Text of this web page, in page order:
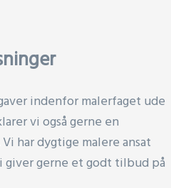
indenfor malerfaget ude
vi også gerne en
har dygtige malere ansat
gerne et godt tilbud på